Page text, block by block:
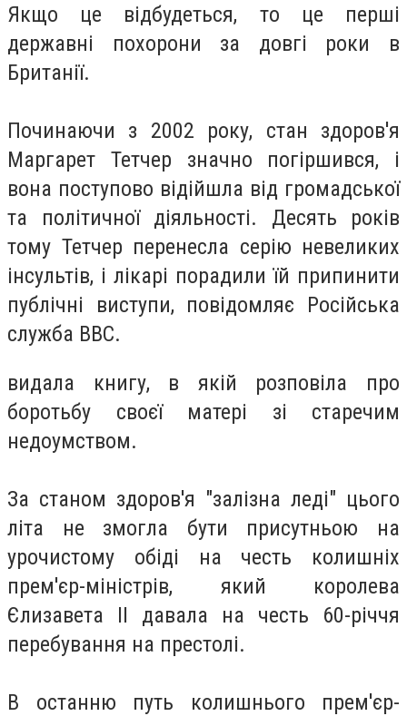
Якщо це відбудеться, то це перші
державні похорони за довгі роки в
Британії.
Починаючи з 2002 року, стан здоров'я
Маргарет Тетчер значно погіршився, і
вона поступово відійшла від громадської
та політичної діяльності. Десять років
тому Тетчер перенесла серію невеликих
інсультів, і лікарі порадили їй припинити
публічні виступи, повідомляє Російська
служба BBC.
видала книгу, в якій розповіла про
боротьбу своєї матері зі старечим
недоумством.
За станом здоров'я "залізна леді" цього
літа не змогла бути присутньою на
урочистому обіді на честь колишніх
прем'єр-міністрів, який королева
Єлизавета II давала на честь 60-річчя
перебування на престолі.
В останню путь колишнього прем'єр-